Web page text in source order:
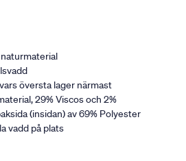
naturmaterial
översta lager närmast
29% Viscos och 2%
(insidan) av 69% Polyester
vadd på plats